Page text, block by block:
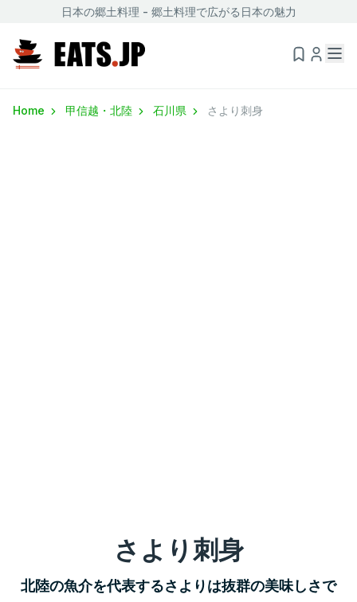
日本の郷土料理 - 郷土料理で広がる日本の魅力
Home 甲信越・北陸 石川県 さより刺身
さより刺身
北陸の魚介を代表するさよりは抜群の美味しさで